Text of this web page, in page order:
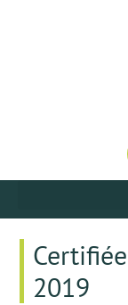
2019
Panneau de